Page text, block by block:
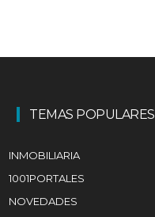
TEMAS POPULARES
INMOBILIARIA
1001PORTALES
NOVEDADES